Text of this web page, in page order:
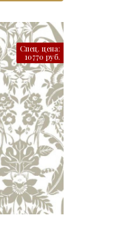
Спец. цена:
10770 руб.